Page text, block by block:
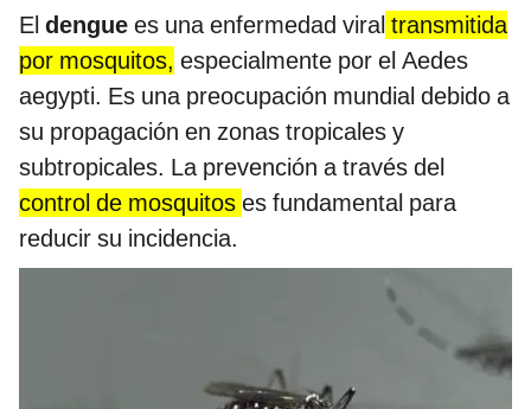
El dengue es una enfermedad viral transmitida
por mosquitos, especialmente por el Aedes
aegypti. Es una preocupación mundial debido a
su propagación en zonas tropicales y
subtropicales. La prevención a través del
control de mosquitos es fundamental para
reducir su incidencia.